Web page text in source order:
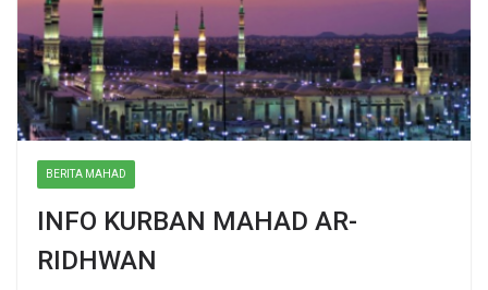
BERITA MAHAD
INFO KURBAN MAHAD AR-
RIDHWAN